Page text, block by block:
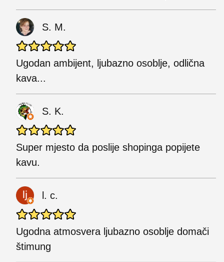
S. M.
Ugodan ambijent, ljubazno osoblje, odlična
kava...
S. K.
Super mjesto da poslije shopinga popijete
kavu.
l. c.
Ugodna atmosvera ljubazno osoblje domači
štimung